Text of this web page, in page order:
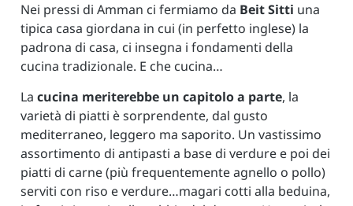
Nei pressi di Amman ci fermiamo da Beit Sitti una
tipica casa giordana in cui (in perfetto inglese) la
padrona di casa, ci insegna i fondamenti della
cucina tradizionale. E che cucina…
La cucina meriterebbe un capitolo a parte, la
varietà di piatti è sorprendente, dal gusto
mediterraneo, leggero ma saporito. Un vastissimo
assortimento di antipasti a base di verdure e poi dei
piatti di carne (più frequentemente agnello o pollo)
serviti con riso e verdure…magari cotti alla beduina,